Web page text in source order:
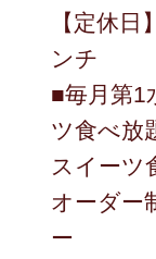
【定休
ンチ
■毎月第1
ツ食べ放
スイーツ
オーダー
ー